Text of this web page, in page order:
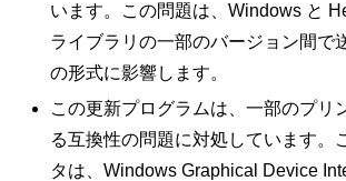
います。この問題は、Windows と
ライブラリの一部のバージョン間で
の形式に影響します。
この更新プログラムは、一部のプリ
る互換性の問題に対処しています。
タは、Windows Graphical Device